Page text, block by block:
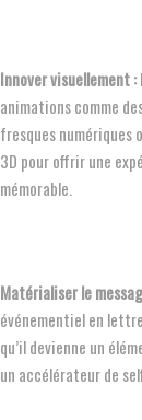
Innover visuellement :
animations comme
fresques numériques
3D pour offrir une
mémorable.
Matérialiser le
événementiel en
qu’il devienne un
un accélérateur de